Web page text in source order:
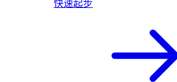
快速起步